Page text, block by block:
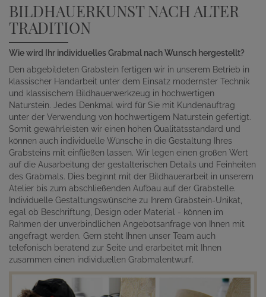
BILDHAUERKUNST NACH ALTER
TRADITION
Wie wird Ihr individuelles Grabmal nach Wunsch hergestellt?
Den abgebildeten Grabstein fertigen wir in unserem Betrieb in
klassischer Handarbeit unter dem Einsatz modernster Technik
und klassischem Bildhauerwerkzeug in hochwertigen
Naturstein. Jedes Denkmal wird für Sie mit Kundenauftrag
unter der Verwendung von hochwertigem Naturstein gefertigt.
Somit gewährleisten wir einen hohen Qualitätsstandard und
können auch individuelle Wünsche in die Gestaltung Ihres
Grabsteins mit einfließen lassen. Wir legen einen großen Wert
auf die Ausarbeitung der gestalterischen Details und Feinheiten
des Grabmals. Dies beginnt mit der Bildhauerarbeit in unserem
Atelier bis zum abschließenden Aufbau auf der Grabstelle.
Individuelle Gestaltungswünsche zu Ihrem Grabstein-Unikat,
egal ob Beschriftung, Design oder Material - können im
Rahmen der unverbindlichen Angebotsanfrage von Ihnen mit
angefragt werden. Gern steht Ihnen unser Team auch
telefonisch beratend zur Seite und erarbeitet mit Ihnen
zusammen einen individuellen Grabmalentwurf.